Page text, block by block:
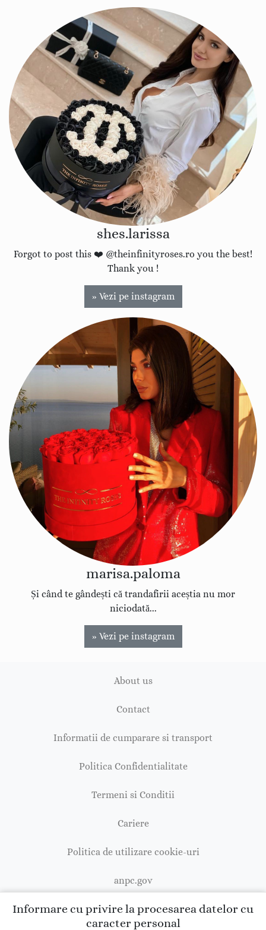
Informare cu privire la procesarea datelor cu
caracter personal
shes.larissa
Forgot to post this ❤️ @theinfinityroses.ro you the best!
Thank you !
» Vezi pe instagram
marisa.paloma
Și când te gândești că trandafirii aceștia nu mor
niciodată...
» Vezi pe instagram
About us
Contact
Informatii de cumparare si transport
Politica Confidentialitate
Termeni si Conditii
Cariere
Politica de utilizare cookie-uri
anpc.gov